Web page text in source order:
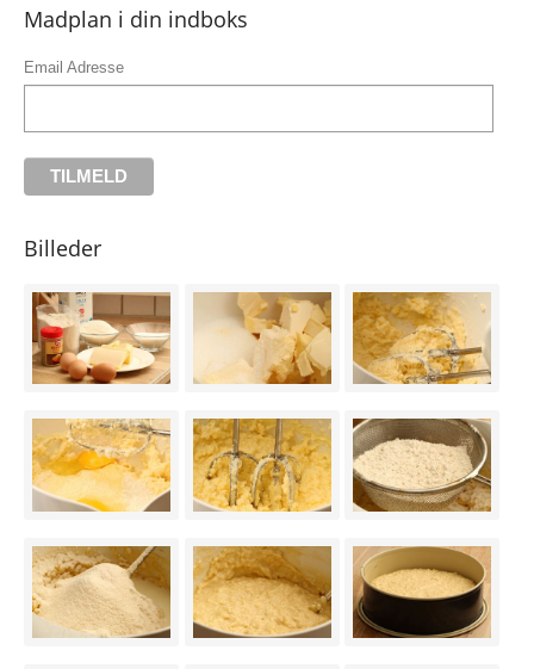
Madplan i din indboks
Email Adresse
Billeder